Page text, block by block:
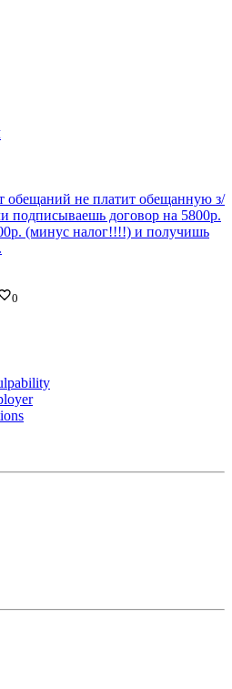
обещаний не платит обещанную з/
подписываешь договор на 5800р.
(минус налог!!!!) и получишь
0